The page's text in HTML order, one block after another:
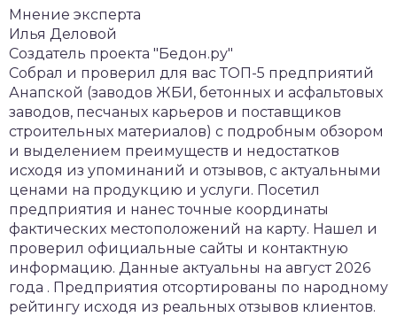
Мнение эксперта
Илья Деловой
Создатель проекта "Бедон.ру"
Собрал и проверил для вас ТОП-5 предприятий
Анапской (заводов ЖБИ, бетонных и асфальтовых
заводов, песчаных карьеров и поставщиков
строительных материалов) с подробным обзором
и выделением преимуществ и недостатков
исходя из упоминаний и отзывов, с актуальными
ценами на продукцию и услуги. Посетил
предприятия и нанес точные координаты
фактических местоположений на карту. Нашел и
проверил официальные сайты и контактную
информацию. Данные актуальны на август 2026
года . Предприятия отсортированы по народному
рейтингу исходя из реальных отзывов клиентов.